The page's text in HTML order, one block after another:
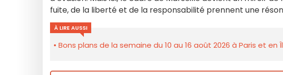
fuite, de la liberté et de la responsabilité prennent une
À LIRE AUSSI
Bons plans de la semaine du 10 au 16 août 2026 à Paris et en